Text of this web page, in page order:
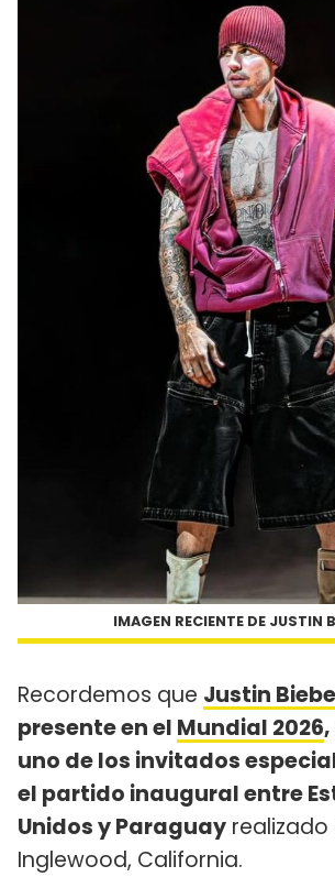
IMAGEN RECIENTE DE JUSTIN
Recordemos que Justin
presente en el Mundial 2026
uno de los invitados
el partido inaugural entre
Unidos y Paraguay realizado
Inglewood, California.